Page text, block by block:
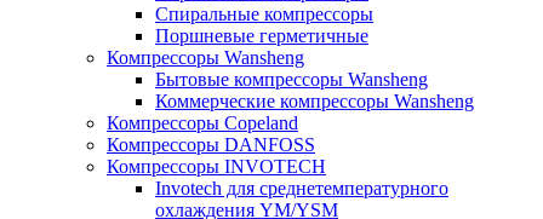
Спиральные компрессоры
Поршневые герметичные
Компрессоры Wansheng
Бытовые компрессоры Wansheng
Коммерческие компрессоры Wansheng
Компрессоры Copeland
Компрессоры DANFOSS
Компрессоры INVOTECH
Invotech для среднетемпературного
охлаждения YM/YSM